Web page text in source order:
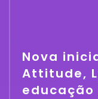
Nova
Attitude,